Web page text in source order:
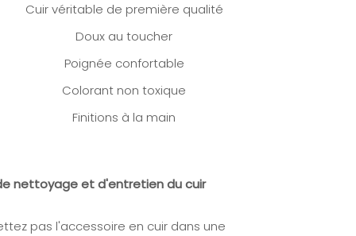
Cuir véritable de première qualité
Doux au toucher
Poignée confortable
Colorant non toxique
Finitions à la main
nettoyage et d'entretien du cuir
pas l'accessoire en cuir dans une